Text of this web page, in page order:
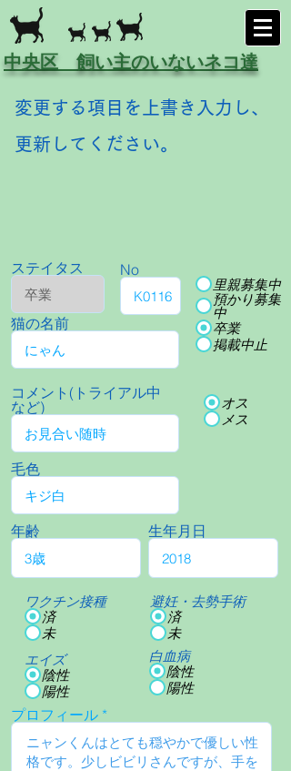
中央区 飼い主のいないネコ達
変更する項目を上書き入力し、
更新してください。
ステイタス No
猫の名前
里親募集中
預かり募集
中
卒業
掲載中止
コメント(トライアル中
など)
オス
メス
毛色
年齢
ワクチン接種
済
未
エイズ
陰性
陽性
生年月日
避妊・去勢手術
済
未
白血病
陰性
陽性
プロフィール